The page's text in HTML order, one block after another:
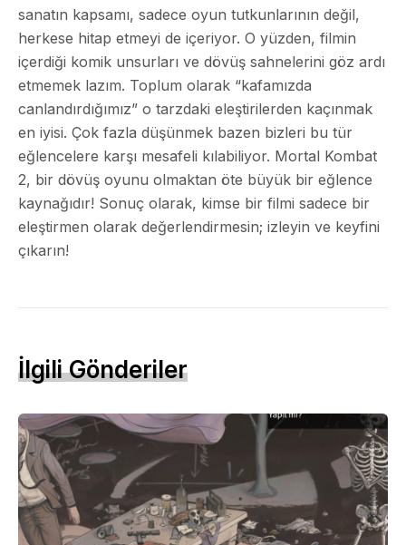
sanatın kapsamı, sadece oyun tutkunlarının değil,
herkese hitap etmeyi de içeriyor. O yüzden, filmin
içerdiği komik unsurları ve dövüş sahnelerini göz ardı
etmemek lazım. Toplum olarak “kafamızda
canlandırdığımız” o tarzdaki eleştirilerden kaçınmak
en iyisi. Çok fazla düşünmek bazen bizleri bu tür
eğlencelere karşı mesafeli kılabiliyor. Mortal Kombat
2, bir dövüş oyunu olmaktan öte büyük bir eğlence
kaynağıdır! Sonuç olarak, kimse bir filmi sadece bir
eleştirmen olarak değerlendirmesin; izleyin ve keyfini
çıkarın!
İlgili Gönderiler